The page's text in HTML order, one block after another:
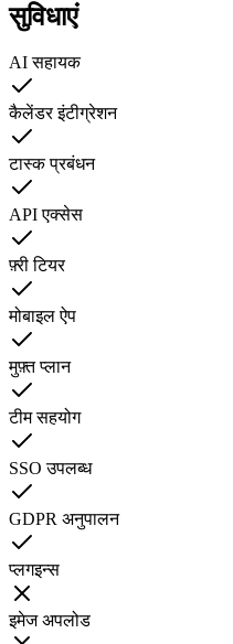
सुविधाएं
AI सहायक
कैलेंडर इंटीग्रेशन
टास्क प्रबंधन
API एक्सेस
फ़्री टियर
मोबाइल ऐप
मुफ़्त प्लान
टीम सहयोग
SSO उपलब्ध
GDPR अनुपालन
प्लगइन्स
इमेज अपलोड